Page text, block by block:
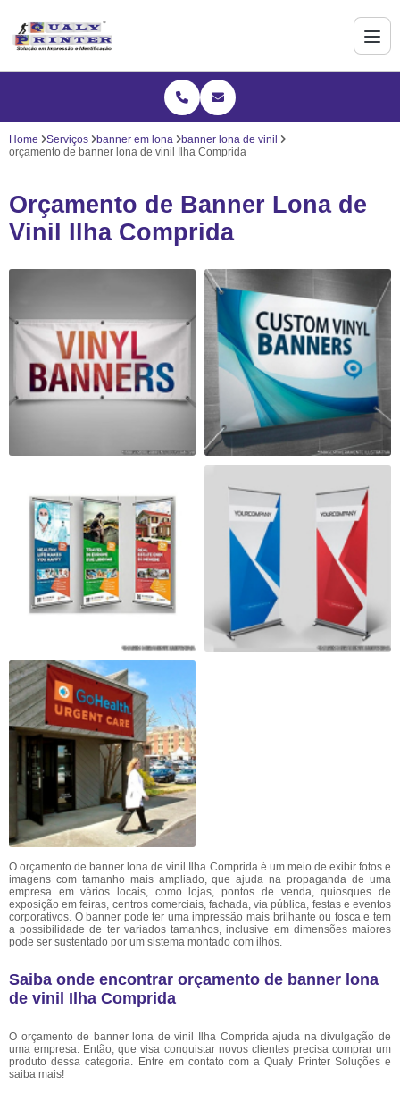
Home Serviços banner em lona
banner lona de vinil
orçamento de banner lona de vinil Ilha Comprida
Orçamento de Banner Lona de
Vinil Ilha Comprida
O orçamento de banner lona de vinil Ilha Comprida é um meio de exibir fotos e
imagens com tamanho mais ampliado, que ajuda na propaganda de uma
empresa em vários locais, como lojas, pontos de venda, quiosques de
exposição em feiras, centros comerciais, fachada, via pública, festas e eventos
corporativos. O banner pode ter uma impressão mais brilhante ou fosca e tem
a possibilidade de ter variados tamanhos, inclusive em dimensões maiores
pode ser sustentado por um sistema montado com ilhós.
Saiba onde encontrar orçamento de banner lona
de vinil Ilha Comprida
O orçamento de banner lona de vinil Ilha Comprida ajuda na divulgação de
uma empresa. Então, que visa conquistar novos clientes precisa comprar um
produto dessa categoria. Entre em contato com a Qualy Printer Soluções e
saiba mais!